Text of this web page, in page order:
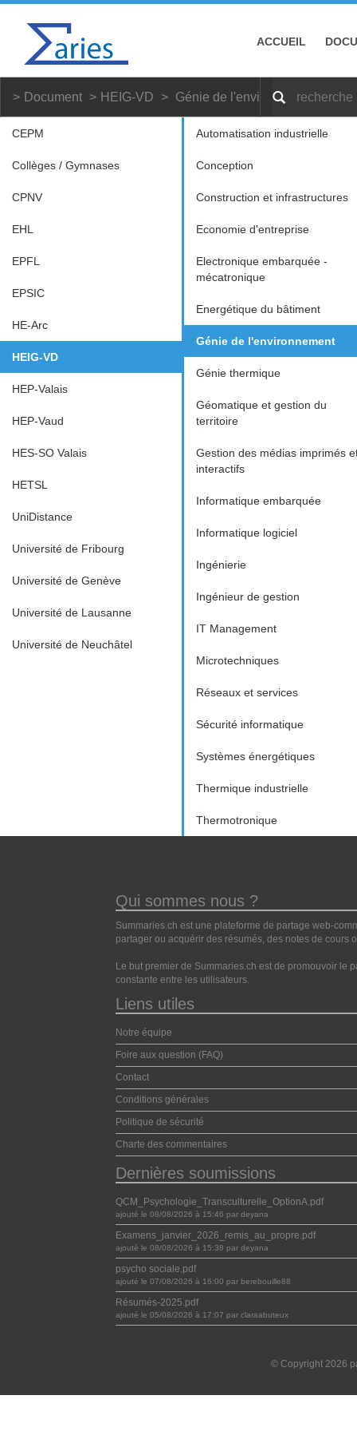
ACCUEIL
Document HEIG-VD Génie de l'environnement
CEPM
Collèges / Gymnases
CPNV
EHL
EPFL
EPSIC
HE-Arc
HEIG-VD
HEP-Valais
HEP-Vaud
HES-SO Valais
HETSL
UniDistance
Université de Fribourg
Université de Genève
Université de Lausanne
Université de Neuchâtel
Automatisation industrielle
Conception
Construction et infrastructures
Economie d'entreprise
Electronique embarquée -
mécatronique
Energétique du bâtiment
Génie de l'environnement
Génie thermique
Géomatique et gestion du
territoire
Gestion des médias imprimés
interactifs
Informatique embarquée
Informatique logiciel
Ingénierie
Ingénieur de gestion
IT Management
Microtechniques
Réseaux et services
Sécurité informatique
Systèmes énergétiques
Thermique industrielle
Thermotronique
Qui sommes nous ?
Summaries.ch est une plateforme de partage web-
partager ou acquérir des résumés, des notes de cours
Le but premier de Summaries.ch est de promouvoir le
constante entre les utilisateurs.
Liens utiles
Notre équipe
Foire aux question (FAQ)
Contact
Conditions générales
Politique de sécurité
Charte des commentaires
Dernières soumissions
QCM_Psychologie_Transculturelle_OptionA.pdf
ajouté le 08/08/2026 à 15:46 par deyana
Examens_janvier_2026_remis_au_propre.pdf
ajouté le 08/08/2026 à 15:38 par deyana
psycho sociale.pdf
ajouté le 07/08/2026 à 16:00 par berebouille88
Résumés-2025.pdf
ajouté le 05/08/2026 à 17:07 par claraabuteux
© Copyright 2026